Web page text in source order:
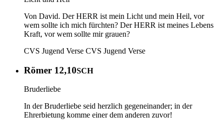
Von David. Der HERR ist mein Licht und mein Heil, vor
wem sollte ich mich fürchten? Der HERR ist meines Lebens
Kraft, vor wem sollte mir grauen?
CVS Jugend Verse CVS Jugend Verse
Römer 12,10SCH
Bruderliebe
In der Bruderliebe seid herzlich gegeneinander; in der
Ehrerbietung komme einer dem anderen zuvor!